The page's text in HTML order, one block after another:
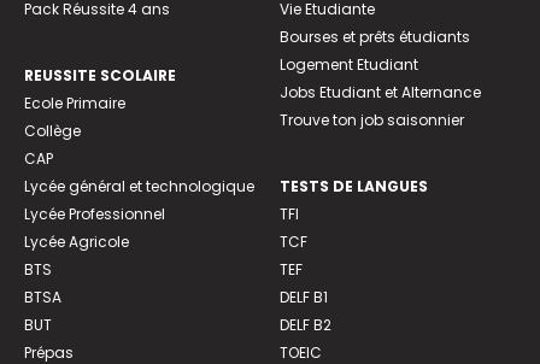
Pack Réussite 4 ans
REUSSITE SCOLAIRE
Ecole Primaire
Collège
CAP
Lycée général et technologique
Lycée Professionnel
Lycée Agricole
BTS
BTSA
BUT
Prépas
Vie Etudiante
Bourses et prêts étudiants
Logement Etudiant
Jobs Etudiant et Alternance
Trouve ton job saisonnier
TESTS DE LANGUES
TFI
TCF
TEF
DELF B1
DELF B2
TOEIC